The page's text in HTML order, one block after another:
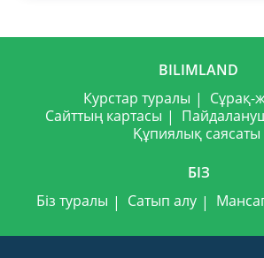
BILIMLAND
Курстар туралы
Сұрақ-
Сайттың картасы
Құпиялық саясаты
БІЗ
Біз туралы
Сатып алу